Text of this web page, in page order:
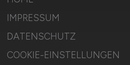
IMPRESSUM
DATENSCHUTZ
COOKIE-EINSTELLUNGEN